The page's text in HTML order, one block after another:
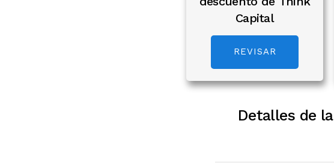
Capital
REVISAR
Detalles de